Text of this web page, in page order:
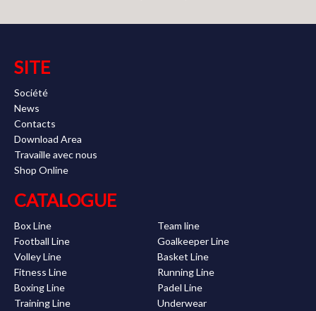
SITE
Société
News
Contacts
Download Area
Travaille avec nous
Shop Online
CATALOGUE
Box Line
Team line
Football Line
Goalkeeper Line
Volley Line
Basket Line
Fitness Line
Running Line
Boxing Line
Padel Line
Training Line
Underwear